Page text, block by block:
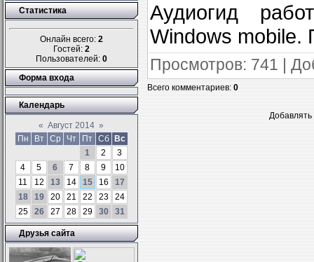
Статистика
Онлайн всего: 2
Гостей: 2
Пользователей: 0
Форма входа
Календарь
« Август 2014 »
Пн
Вт Ср Чт Пт Сб
Вс
1
2
3
4
5 6 7 8 9
10
11
12 13 14 15 16
17
18
19 20 21 22 23
24
25
26 27 28 29 30 31
Друзья сайта
Аудиогид
Windows mobile.
Просмотров: 741 |
Всего комментариев:0
Добавлять